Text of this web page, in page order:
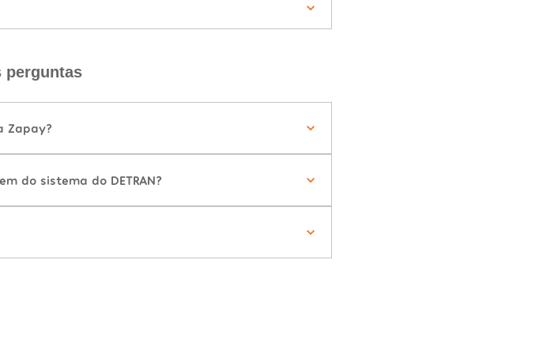
perguntas
Zapay?
do sistema do DETRAN?